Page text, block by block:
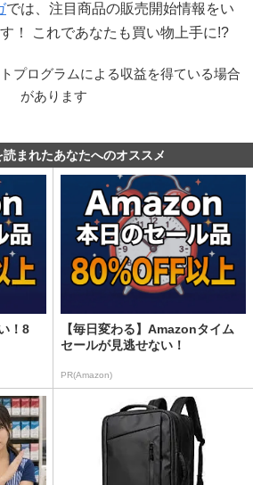
では、注目商品の販売開始情報をい
！ これであなたも買い物上手に!?
プログラムによる収益を得ている場合
があります
読まれたあなたへのオススメ
！8
【毎日変わる】Amazonタイム
セールが見逃せない！
PR(Amazon)